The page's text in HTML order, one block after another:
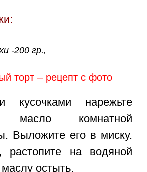
-200 гр.,
торт – рецепт с фото
кусочками нарежьте
масло комнатной
Выложите его в миску.
растопите на водяной
остыть.